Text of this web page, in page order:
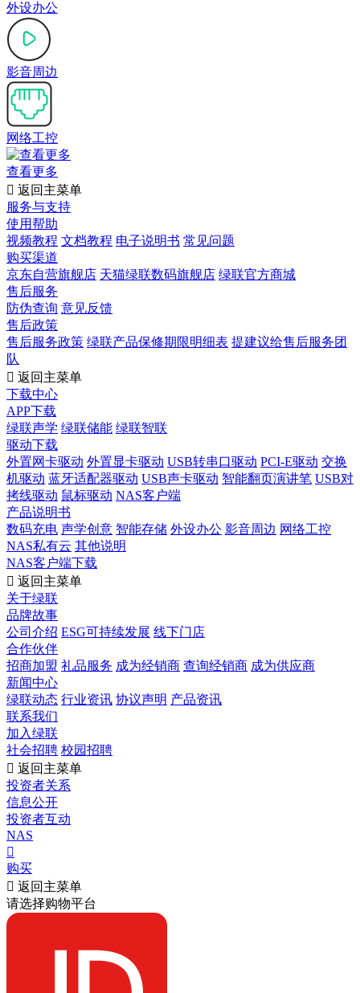
外设办公
影音周边
网络工控
查看更多
 返回主菜单
服务与支持
使用帮助
视频教程 文档教程 电子说明书 常见问题
购买渠道
京东自营旗舰店 天猫绿联数码旗舰店 绿联官方商城
售后服务
防伪查询 意见反馈
售后政策
售后服务政策 绿联产品保修期限明细表 提建议给售后服务团
队
 返回主菜单
下载中心
APP下载
绿联声学 绿联储能 绿联智联
驱动下载
外置网卡驱动 外置显卡驱动 USB转串口驱动 PCI-E驱动 交换
机驱动 蓝牙适配器驱动 USB声卡驱动 智能翻页演讲笔 USB对
拷线驱动 鼠标驱动 NAS客户端
产品说明书
数码充电 声学创意 智能存储 外设办公 影音周边 网络工控
NAS私有云 其他说明
NAS客户端下载
 返回主菜单
关于绿联
品牌故事
公司介绍 ESG可持续发展 线下门店
合作伙伴
招商加盟 礼品服务 成为经销商 查询经销商 成为供应商
新闻中心
绿联动态 行业资讯 协议声明 产品资讯
联系我们
加入绿联
社会招聘 校园招聘
 返回主菜单
投资者关系
信息公开
投资者互动
NAS

购买
 返回主菜单
请选择购物平台